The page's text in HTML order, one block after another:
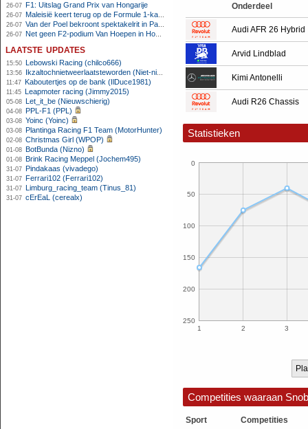
26-07 F1: Uitslag Grand Prix van Hongarije
26-07 Maleisië keert terug op de Formule 1-kalender in 2026
26-07 Van der Poel bekroont spektakelrit in Parijs met nipte zege; eindzege Pogacar
26-07 Net geen F2-podium Van Hoepen in Hongarije, Leon maakt indruk
laatste updates
15:50 Lebowski Racing (chilco666)
13:56 Ikzaltochnietweerlaatsteworden (Niet-niels)
11:47 Kaboutertjes op de bank (IlDuce1981)
11:45 Leapmoter racing (Jimmy2015)
05-08 Let_it_be (Nieuwschierig)
04-08 PPL-F1 (PPL)
03-08 Yoinc (Yoinc)
03-08 Plantinga Racing F1 Team (MotorHunter)
02-08 Christmas Girl (WPOP)
01-08 BotBunda (Nizno)
01-08 Brink Racing Meppel (Jochem495)
31-07 Pindakaas (vivadego)
31-07 Ferrari102 (Ferrari102)
31-07 Limburg_racing_team (Tinus_81)
31-07 cErEaL (cerealx)
Onderdeel
Audi AFR 26 Hybrid
Arvid Lindblad
Kimi Antonelli
Audi R26 Chassis
Statistieken
1 2 3
0
50
100
150
200
250
Competities waaraan
Sport Competities